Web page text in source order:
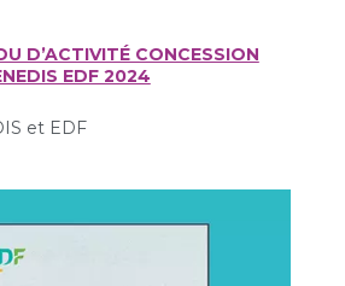
D’ACTIVITÉ CONCESSION
EDF 2024
et EDF